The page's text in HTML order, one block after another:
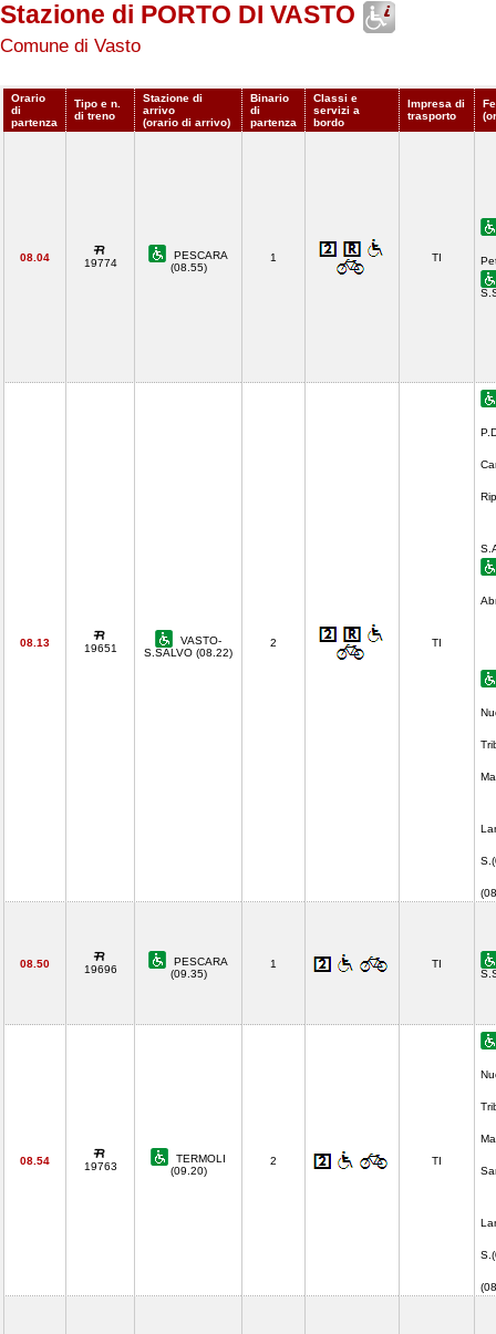
Stazione di PORTO DI VASTO
Comune di Vasto
Orario
di
partenza
Tipo e n.
di treno
Stazione di
arrivo
(orario di arrivo)
Binario
di
partenza
Classi e
servizi a
bordo
Impresa di
trasporto
08.04 19774
PESCARA
(08.55)
1 TI
08.13 19651
VASTO-
S.SALVO (08.22)
2 TI
08.50 19696
PESCARA
(09.35)
1
TI
08.54 19763
TERMOLI
(09.20)
2 TI